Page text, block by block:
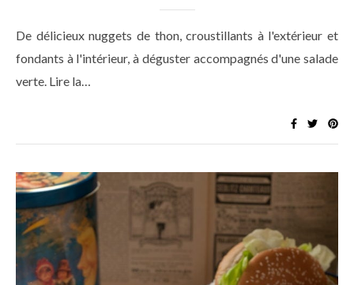
De délicieux nuggets de thon, croustillants à l'extérieur et
fondants à l'intérieur, à déguster accompagnés d'une salade
verte. Lire la…